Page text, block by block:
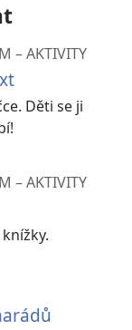
– AKTIVITY
Děti se ji
– AKTIVITY